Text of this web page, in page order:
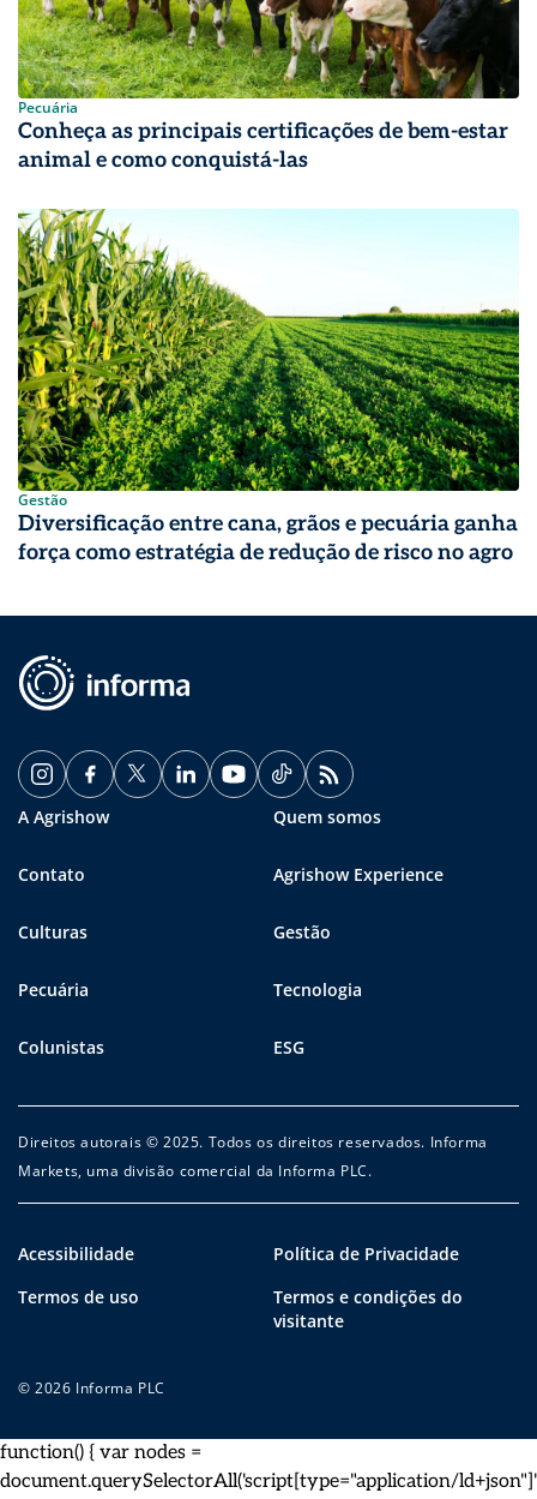
Pecuária
Conheça as principais certificações de bem-estar
animal e como conquistá-las
Gestão
Diversificação entre cana, grãos e pecuária ganha
força como estratégia de redução de risco no agro
A Agrishow Quem somos
Contato Agrishow Experience
Culturas Gestão
Pecuária Tecnologia
Colunistas ESG
Direitos autorais © 2025. Todos os direitos reservados. Informa
Markets, uma divisão comercial da Informa PLC.
Acessibilidade
Política de Privacidade
Termos de uso
Termos e condições do
visitante
© 2026 Informa PLC
function() { var nodes =
document.querySelectorAll('script[type="application/